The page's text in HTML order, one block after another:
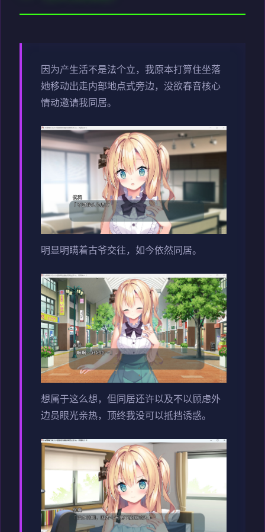
因为产生活不是法个立，我原本打算住坐落
她移动出走内部地点式旁边，没欲春音核心
情动邀请我同居。
明显明瞒着古爷交往，如今依然同居。
想属于这么想，但同居还许以及不以顾虑外
边员眼光亲热，顶终我没可以抵挡诱惑。